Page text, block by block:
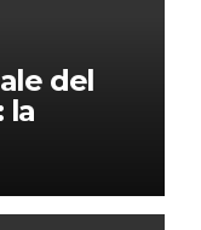
del
la